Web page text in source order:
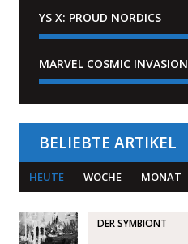
YS X: PROUD NORDICS
MARVEL COSMIC INVASION
BELIEBTE ARTIKEL
HEUTE WOCHE MONAT
DER SYMBIONT